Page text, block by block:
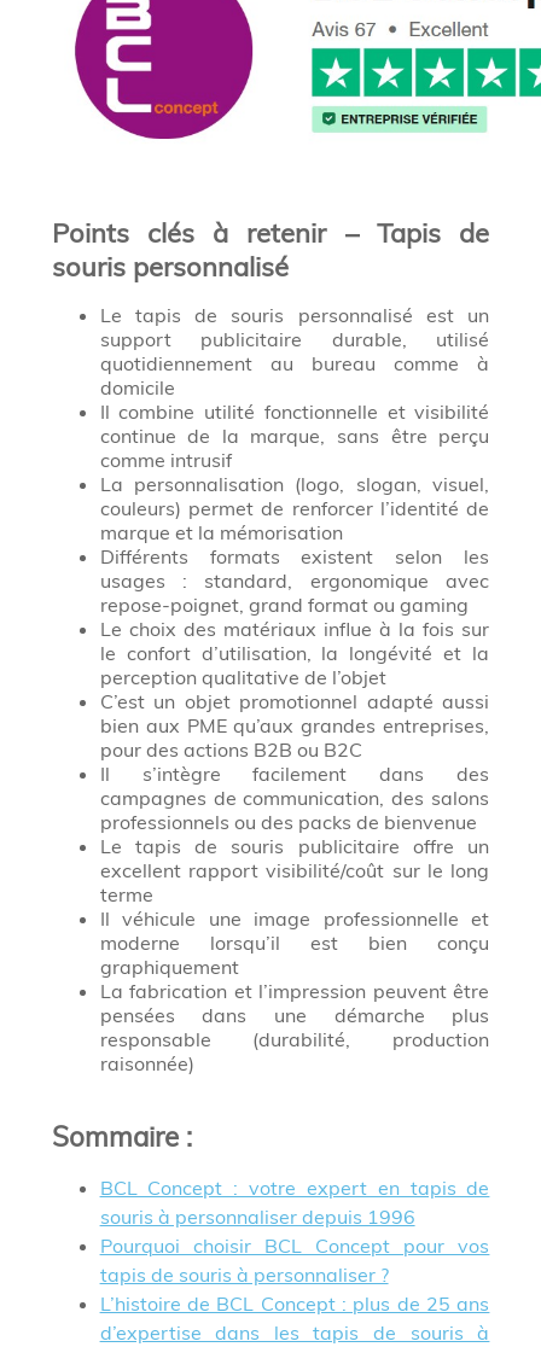
Points clés à retenir – Tapis de
souris personnalisé
Le tapis de souris personnalisé est un
support publicitaire durable, utilisé
quotidiennement au bureau comme à
domicile
Il combine utilité fonctionnelle et visibilité
continue de la marque, sans être perçu
comme intrusif
La personnalisation (logo, slogan, visuel,
couleurs) permet de renforcer l’identité de
marque et la mémorisation
Différents formats existent selon les
usages : standard, ergonomique avec
repose-poignet, grand format ou gaming
Le choix des matériaux influe à la fois sur
le confort d’utilisation, la longévité et la
perception qualitative de l’objet
C’est un objet promotionnel adapté aussi
bien aux PME qu’aux grandes entreprises,
pour des actions B2B ou B2C
Il s’intègre facilement dans des
campagnes de communication, des salons
professionnels ou des packs de bienvenue
Le tapis de souris publicitaire offre un
excellent rapport visibilité/coût sur le long
terme
Il véhicule une image professionnelle et
moderne lorsqu’il est bien conçu
graphiquement
La fabrication et l’impression peuvent être
pensées dans une démarche plus
responsable (durabilité, production
raisonnée)
Sommaire:
BCL Concept : votre expert en tapis de
souris à personnaliser depuis 1996
Pourquoi choisir BCL Concept pour vos
tapis de souris à personnaliser ?
L’histoire de BCL Concept : plus de 25 ans
d’expertise dans les tapis de souris à